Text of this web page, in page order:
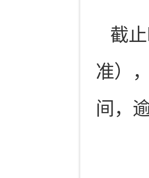
截
准）
间，